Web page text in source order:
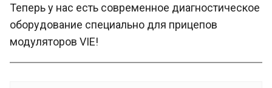
Теперь у нас есть современное диагностическое
оборудование специально для прицепов
модуляторов VIE!